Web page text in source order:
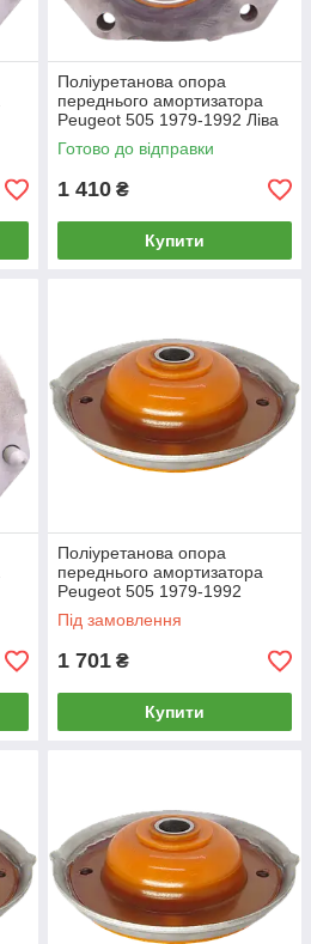
Поліуретанова опора
переднього амортизатора
Peugeot 505 1979-1992 Ліва
РЕКОНСТРУКЦІЯ ВАШОЇ
Готово до відправки
1 410 ₴
Купити
Поліуретанова опора
переднього амортизатора
Peugeot 505 1979-1992
Під замовлення
1 701 ₴
Купити